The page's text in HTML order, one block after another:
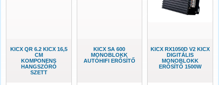
KICX QR 6.2 KICX 16,5
CM
KOMPONENS
HANGSZÓRÓ
SZETT
KICX SA 600
MONOBLOKK
AUTÓHIFI ERŐSÍTŐ
KICX RX1050D V2 KICX
DIGITÁLIS
MONOBLOKK
ERŐSÍTŐ 1500W